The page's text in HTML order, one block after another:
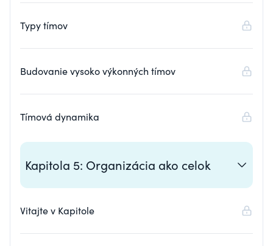
Typy tímov
Budovanie vysoko výkonných tímov
Tímová dynamika
Kapitola 5: Organizácia ako celok
Vitajte v Kapitole